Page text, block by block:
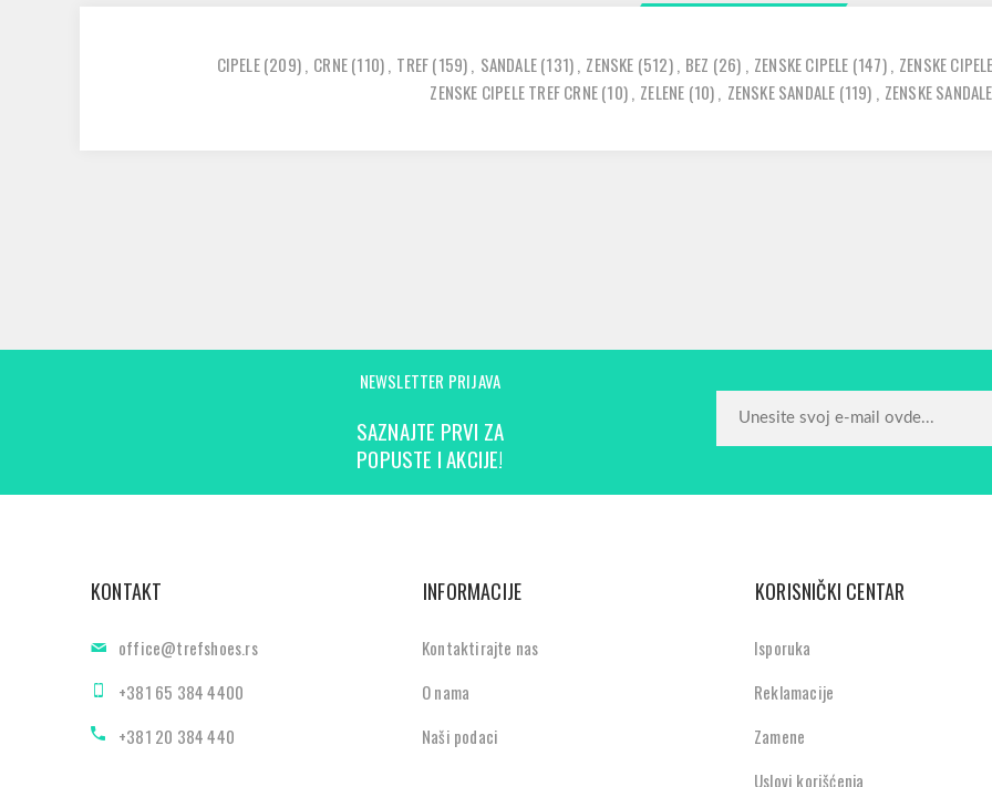
CIPELE(209), CRNE(110), TREF(159), SANDALE(131), ZENSKE (512), BEZ (26) , ZENSKE CIPELE (147), ZENSKE
ZENSKE CIPELE TREF CRNE(10), ZELENE (10), ZENSKE SANDALE (119) , ZENSKE
NEWSLETTER PRIJAVA
SAZNAJTE PRVI ZA
POPUSTE I AKCIJE!
KONTAKT
office@trefshoes.rs
+381 65 384 4400
+381 20 384 440
INFORMACIJE
Kontaktirajte nas
O nama
Naši podaci
KORISNIČKI CENTAR
Isporuka
Reklamacije
Zamene
Uslovi korišćenja